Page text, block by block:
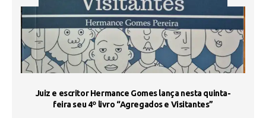
Juiz e escritor Hermance Gomes lança nesta quinta-
feira seu 4º livro “Agregados e Visitantes”